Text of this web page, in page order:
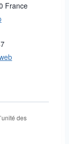
France
des